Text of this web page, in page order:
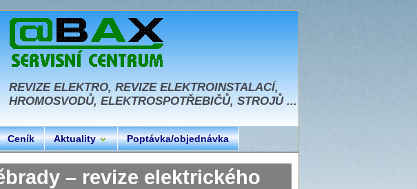
REVIZE ELEKTRO, REVIZE ELEKTROINSTALACÍ,
HROMOSVODŮ, ELEKTROSPOTŘEBIČŮ, STROJŮ ...
Ceník Aktuality Poptávka/objednávka
– revize elektrického